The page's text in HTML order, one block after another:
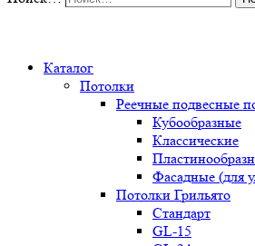
Каталог
Потолки
Реечные подвесные
Кубообразные
Классические
Фасадные (для
Потолки Грильято
Стандарт
GL-15